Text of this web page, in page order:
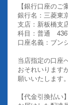
【銀行口座のご
銀行名：三菱東
支店：新板橋支
科目：普通
口座名義：ブン
当店指定の口座
おそれいります
願いいたします
【代金引換払い】